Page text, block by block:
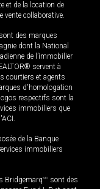
et de la location de
collaborative.
des marques
dont la National
de l’immobilier
servent à
courtiers et agents
d'homologation
respectifs sont la
immobiliers que
de la Banque
immobiliers
BridgemarqMD sont des